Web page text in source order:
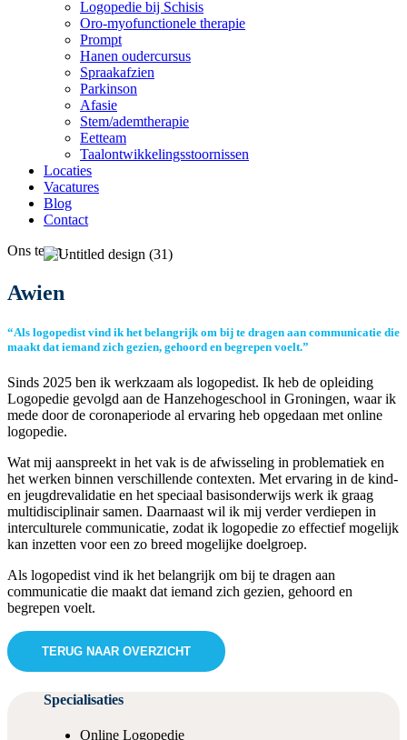
Logopedie bij Schisis
Oro-myofunctionele therapie
Prompt
Hanen oudercursus
Spraakafzien
Parkinson
Afasie
Stem/ademtherapie
Eetteam
Taalontwikkelingsstoornissen
Locaties
Vacatures
Blog
Contact
Ons team .
Awien
“Als logopedist vind ik het belangrijk om bij te dragen aan communicatie die
maakt dat iemand zich gezien, gehoord en begrepen voelt.”
Sinds 2025 ben ik werkzaam als logopedist. Ik heb de opleiding
Logopedie gevolgd aan de Hanzehogeschool in Groningen, waar ik
mede door de coronaperiode al ervaring heb opgedaan met online
logopedie.
Wat mij aanspreekt in het vak is de afwisseling in problematiek en
het werken binnen verschillende contexten. Met ervaring in de kind-
en jeugdrevalidatie en het speciaal basisonderwijs werk ik graag
multidisciplinair samen. Daarnaast wil ik mij verder verdiepen in
interculturele communicatie, zodat ik logopedie zo effectief mogelijk
kan inzetten voor een zo breed mogelijke doelgroep.
Als logopedist vind ik het belangrijk om bij te dragen aan
communicatie die maakt dat iemand zich gezien, gehoord en
begrepen voelt.
TERUG NAAR OVERZICHT
Specialisaties
Online Logopedie